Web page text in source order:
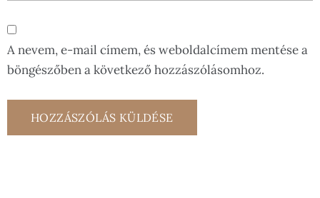
A nevem, e-mail címem, és weboldalcímem mentése a
böngészőben a következő hozzászólásomhoz.